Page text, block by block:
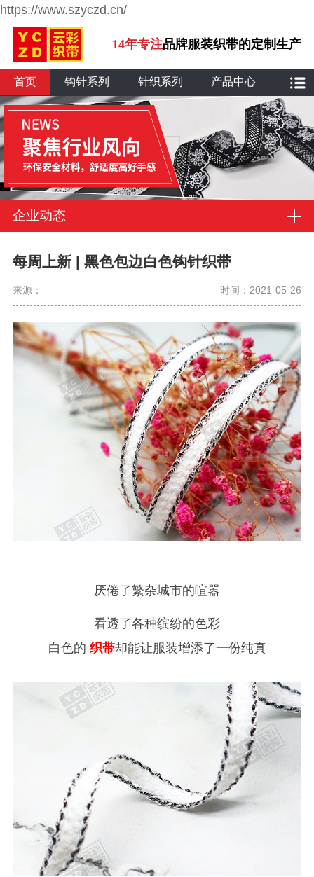
https://www.szyczd.cn/
14年专注品牌服装织带的定制生产
首页 钩针系列 针织系列 产品中心
企业动态
每周上新 | 黑色包边白色钩针织带
来源： 时间：2021-05-26
厌倦了繁杂城市的喧嚣
看透了各种缤纷的色彩
白色的 织带却能让服装增添了一份纯真